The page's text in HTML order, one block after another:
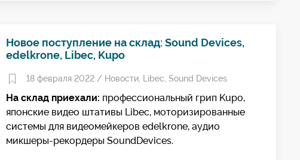
Новое поступление на склад: Sound Devices,
edelkrone, Libec, Kupo
18 февраля 2022 / Новости, Libec Sound Devices
На склад приехали: профессиональный грип Kupo,
японские видео штативы Libec, моторизированные
системы для видеомейкеров edelkrone, аудио
микшеры-рекордеры SoundDevices.